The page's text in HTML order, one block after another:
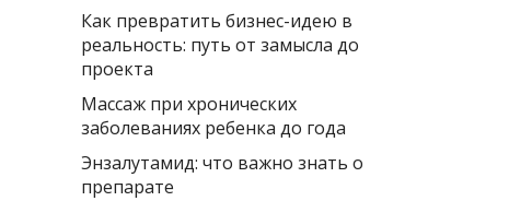
Как превратить бизнес-идею в
реальность: путь от замысла до
проекта
Массаж при хронических
заболеваниях ребенка до года
Энзалутамид: что важно знать о
препарате